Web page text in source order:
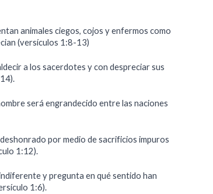
animales ciegos, cojos y enfermos como
(versículos 1:8-13)
a los sacerdotes y con despreciar sus
será engrandecido entre las naciones
por medio de sacrificios impuros
1:12).
y pregunta en qué sentido han
1:6).